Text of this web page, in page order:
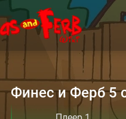
Финес и Ферб 5